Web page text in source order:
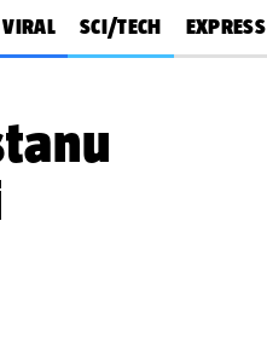
VIRAL SCI/TECH EXPRESS